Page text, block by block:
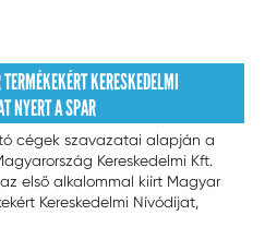
is működik. A SPAR
több mint 8 milliárd forintot...
KERESKEDELMI
NYERT A SPAR
cégek szavazatai alapján a
Kereskedelmi Kft.
első alkalommal kiírt Magyar
Kereskedelmi Nívódíjat,